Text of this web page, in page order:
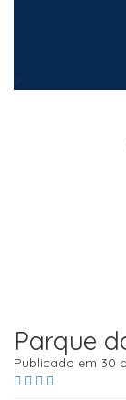
>
Parque
Publicado em 30